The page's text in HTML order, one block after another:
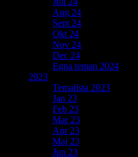
Aug 24
Sept 24
Okt 24
Nov 24
Dec 24
Egna teman 2024
2023
Temalista 2023
Jan 23
Feb 23
Mar 23
Apr 23
Maj 23
Jun 23